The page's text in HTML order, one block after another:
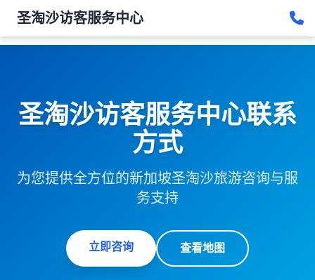
圣淘沙访客服务中心
圣淘沙访客服务中心联系
方式
为您提供全方位的新加坡圣淘沙旅游咨询与服
务支持
立即咨询 查看地图